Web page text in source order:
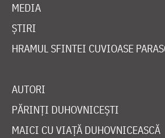
MEDIA
ȘTIRI
HRAMUL SFINTEI CUVIOASE
AUTORI
PĂRINȚI DUHOVNICEȘTI
MAICI CU VIAȚĂ DUHOVNICEASCĂ